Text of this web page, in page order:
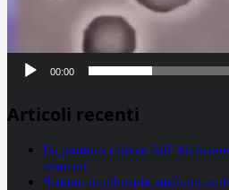
00:00
Articoli recenti
La proteina chiave
neuroni
Statine: inutilmente attribuiti